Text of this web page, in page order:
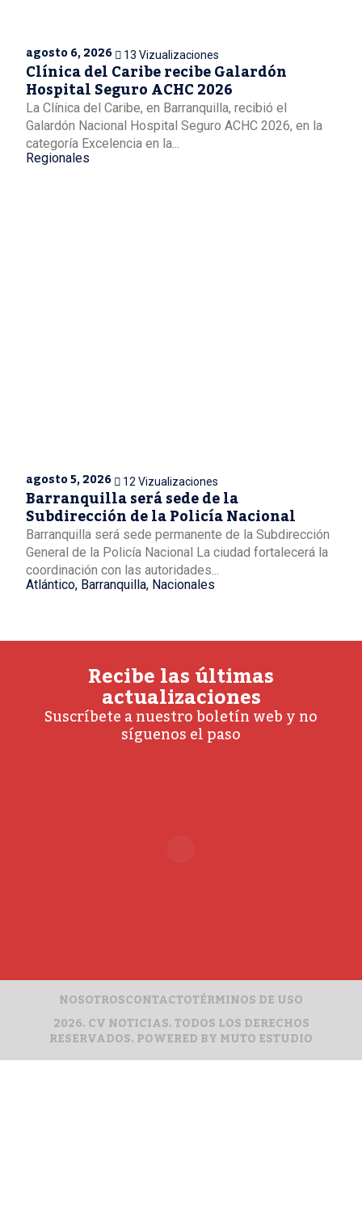
agosto 6, 2026 13 Vizualizaciones
Clínica del Caribe recibe Galardón
Hospital Seguro ACHC 2026
La Clínica del Caribe, en Barranquilla, recibió el
Galardón Nacional Hospital Seguro ACHC 2026, en la
categoría Excelencia en la...
Regionales
agosto 5, 2026 12 Vizualizaciones
Barranquilla será sede de la
Subdirección de la Policía Nacional
Barranquilla será sede permanente de la Subdirección
General de la Policía Nacional La ciudad fortalecerá la
coordinación con las autoridades...
Atlántico, Barranquilla, Nacionales
Recibe las últimas
actualizaciones
Suscríbete a nuestro boletín web y no
síguenos el paso
2026. CV NOTICIAS. TODOS LOS DERECHOS
RESERVADOS. POWERED BYMUTO ESTUDIO
NOSOTROSCONTACTOTÉRMINOS DE USO